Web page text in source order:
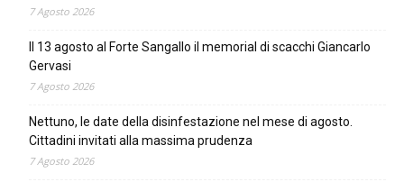
7 Agosto 2026
Il 13 agosto al Forte Sangallo il memorial di scacchi Giancarlo
Gervasi
7 Agosto 2026
Nettuno, le date della disinfestazione nel mese di agosto.
Cittadini invitati alla massima prudenza
7 Agosto 2026